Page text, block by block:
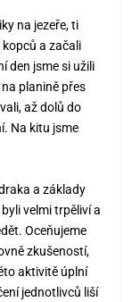
na jezeře, ti
a začali
den jsme si užili
planině přes
až dolů do
Na kitu jsme
a základy
velmi trpěliví a
Oceňujeme
zkušeností,
aktivitě úplní
jednotlivců liší